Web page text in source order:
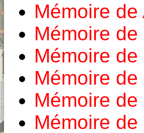
Mémoire de
Mémoire
Mémoire
Mémoire
Mémoire
Mémoire de